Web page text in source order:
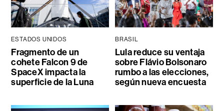
ESTADOS UNIDOS
Fragmento de un
cohete Falcon 9 de
SpaceX impacta la
superficie de la Luna
BRASIL
Lula reduce su ventaja
sobre Flávio Bolsonaro
rumbo a las elecciones,
según nueva encuesta